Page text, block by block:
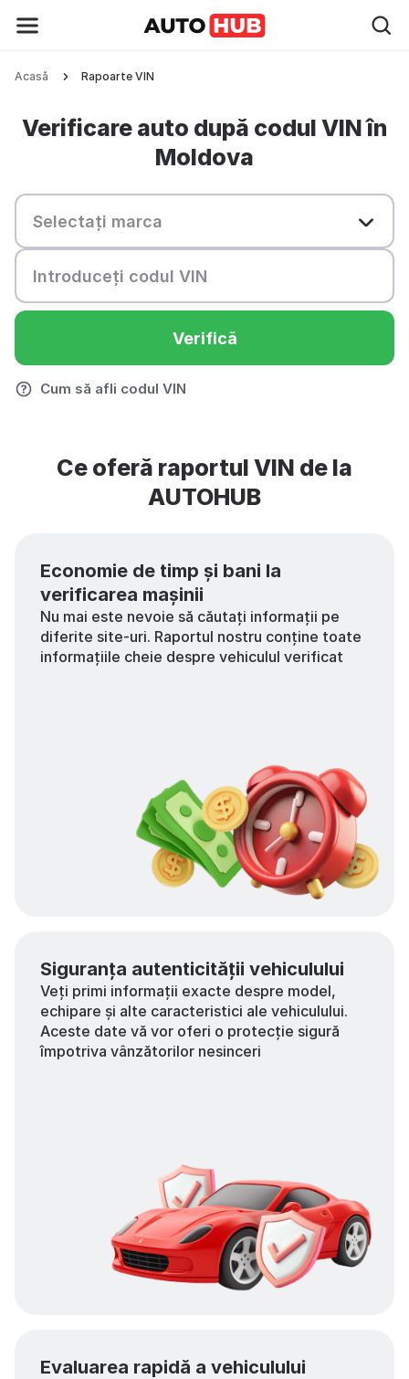
Rapoarte VIN
Acasă
Verificare auto după codul VIN în
Moldova
Verifică
Cum să afli codul VIN
Ce oferă raportul VIN de la
AUTOHUB
Economie de timp și bani la
verificarea mașinii
Nu mai este nevoie să căutați informații pe
diferite site-uri. Raportul nostru conține toate
informațiile cheie despre vehiculul verificat
Siguranța autenticității vehiculului
Veți primi informații exacte despre model,
echipare și alte caracteristici ale vehiculului.
Aceste date vă vor oferi o protecție sigură
împotriva vânzătorilor nesinceri
Evaluarea rapidă a vehiculului